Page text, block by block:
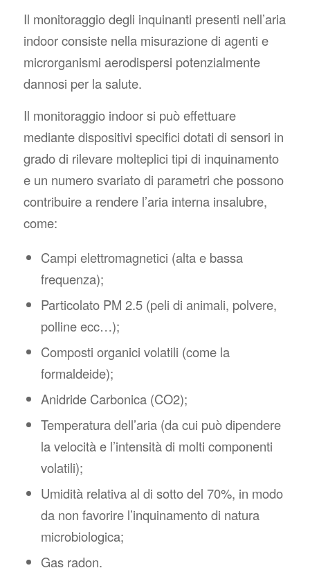
Il monitoraggio degli inquinanti presenti nell’aria
indoor consiste nella misurazione di agenti e
microrganismi aerodispersi potenzialmente
dannosi per la salute.
Il monitoraggio indoor si può effettuare
mediante dispositivi specifici dotati di sensori in
grado di rilevare molteplici tipi di inquinamento
e un numero svariato di parametri che possono
contribuire a rendere l’aria interna insalubre,
come:
Campi elettromagnetici (alta e bassa
frequenza);
Particolato PM 2.5 (peli di animali, polvere,
polline ecc…);
Composti organici volatili (come la
formaldeide);
Anidride Carbonica (CO2);
Temperatura dell’aria (da cui può dipendere
la velocità e l’intensità di molti componenti
volatili);
Umidità relativa al di sotto del 70%, in modo
da non favorire l’inquinamento di natura
microbiologica;
Gas radon.